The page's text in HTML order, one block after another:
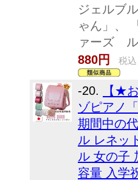
ジェルブ
ゃん」、
ァーズ
880円
税
-20.
【★
ゾピアノ
期間中の
ル レネッ
ル 女の子
容量 入学